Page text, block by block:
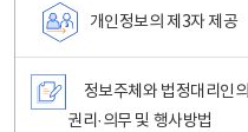
개인정보의 제3자 제공
정보주체와 법정대리인의
권리·의무 및 행사방법